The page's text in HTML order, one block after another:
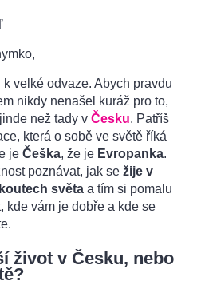
k velké odvaze. Abych pravdu
nikdy nenašel kuráž pro to,
než tady v Česku. Patříš
která o sobě ve světě říká
je Češka, že je Evropanka.
poznávat, jak se žije v
světa a tím si pomalu
kde vám je dobře a kde se
život v Česku, nebo